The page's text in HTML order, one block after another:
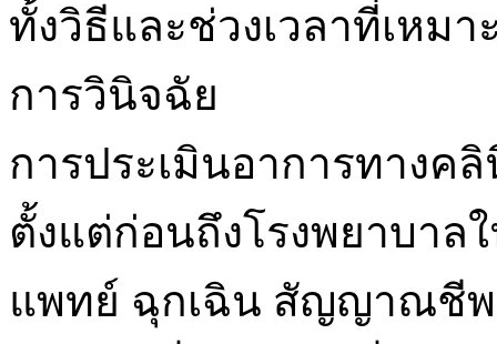
ทั้งวิธีและช่วงเวลาที่เหม
การวินิจฉัย
การประเมินอาการทาง
ตั้งแต่ก่อนถึงโรงพยาบาล
แพทย์ ฉุกเฉิน สัญญาณชีพ